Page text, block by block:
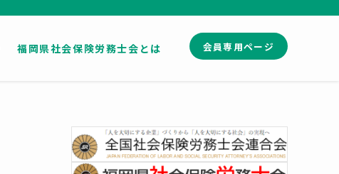
福岡県社会保険労務士会とは 会員専用ページ